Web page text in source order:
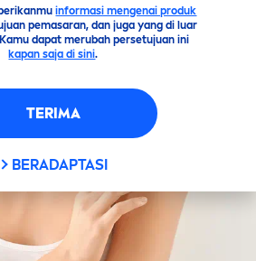
informasi mengenai produk
pemasaran, dan juga yang di luar
dapat merubah persetujuan ini
kapan saja di sini.
TERIMA
BERADAPTASI